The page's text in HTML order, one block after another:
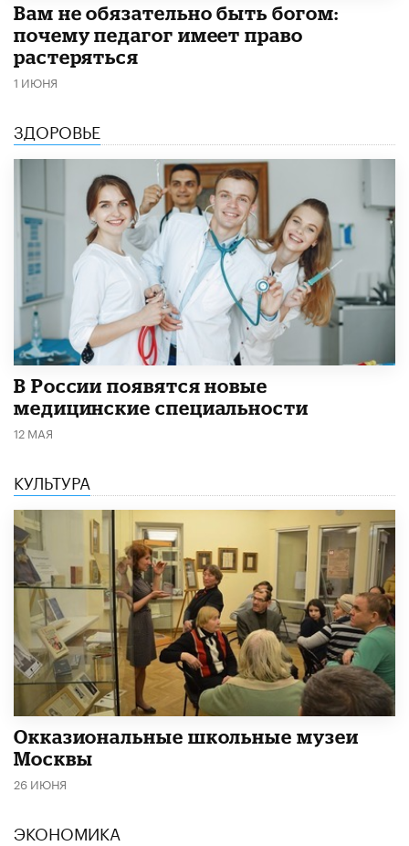
​Вам не обязательно быть богом:
почему педагог имеет право
растеряться
1 ИЮНЯ
ЗДОРОВЬЕ
В России появятся новые
медицинские специальности
12 МАЯ
КУЛЬТУРА
​Окказиональные школьные музеи
Москвы
26 ИЮНЯ
ЭКОНОМИКА